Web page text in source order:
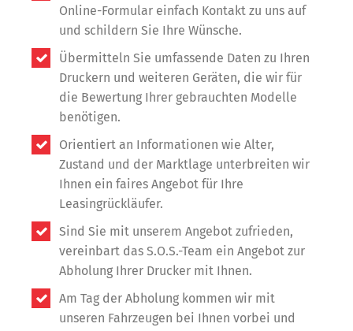
Online-Formular einfach Kontakt zu uns auf
und schildern Sie Ihre Wünsche.
Übermitteln Sie umfassende Daten zu Ihren
Druckern und weiteren Geräten, die wir für
die Bewertung Ihrer gebrauchten Modelle
benötigen.
Orientiert an Informationen wie Alter,
Zustand und der Marktlage unterbreiten wir
Ihnen ein faires Angebot für Ihre
Leasingrückläufer.
Sind Sie mit unserem Angebot zufrieden,
vereinbart das S.O.S.-Team ein Angebot zur
Abholung Ihrer Drucker mit Ihnen.
Am Tag der Abholung kommen wir mit
unseren Fahrzeugen bei Ihnen vorbei und